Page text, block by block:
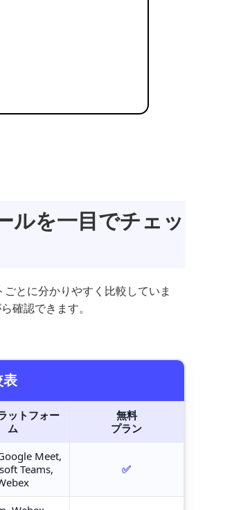
ルを一目でチェッ
とに分かりやすく比較していま
確認できます。
表
ットフォー
ム
無料
プラン
Meet,
Teams,
✅